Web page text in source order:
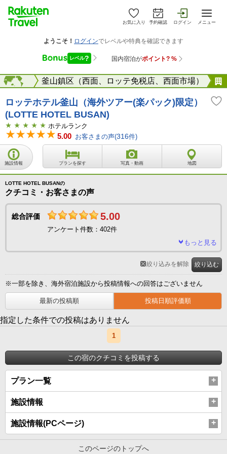
お気に入り 予約確認 ログイン メニュー
サン） 釜山鎮区（西面、ロッテ免税店、西面市場）
海外
ロッテホテル釜山（海外ツアー(楽パック)限定）
(LOTTE HOTEL BUSAN)
ホテルランク
5.00 お客さまの声(316件)
施設情報 プランを探す 写真・動画 地図
LOTTE HOTEL BUSANの
クチコミ・お客さまの声
総合評価 5.00
アンケート件数：402件
もっと見る
※一部を除き、海外宿泊施設から投稿情報への回答はございません
最新の投稿順 投稿日順評価順
絞り込む
絞り込みを解除
指定した条件での投稿はありません
1
この宿のクチコミを投稿する
プラン一覧
施設情報
施設情報(PCページ)
このページのトップへ